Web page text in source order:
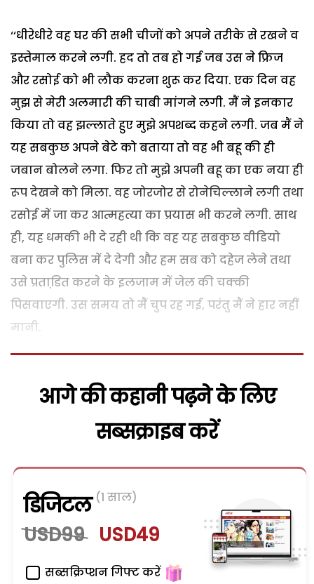
‘‘धीरेधीरे वह घर की सभी चीजों को अपने तरीके से रखने व
इस्तेमाल करने लगी. हद तो तब हो गई जब उस ने फ्रिज
और रसोई को भी लौक करना शुरू कर दिया. एक दिन वह
मुझ से मेरी अलमारी की चाबी मांगने लगी. मैं ने इनकार
किया तो वह झल्लाते हुए मुझे अपशब्द कहने लगी. जब मैं ने
यह सबकुछ अपने बेटे को बताया तो वह भी बहू की ही
जबान बोलने लगा. फिर तो मुझे अपनी बहू का एक नया ही
रूप देखने को मिला. वह जोरजोर से रोनेचिल्लाने लगी तथा
रसोई में जा कर आत्महत्या का प्रयास भी करने लगी. साथ
ही, यह धमकी भी दे रही थी कि वह यह सबकुछ वीडियो
बना कर पुलिस में दे देगी और हम सब को दहेज लेने तथा
उसे प्रताडि़त करने के इलजाम में जेल की चक्की
पिसवाएगी. उस समय तो मैं चुप रह गई, परंतु मैं ने हार नहीं
मानी.
आगे की कहानी पढ़ने के लिए
सब्सक्राइब करें
डिजिटल (1 साल)
USD99 USD49
सब्सक्रिप्शन गिफ्ट करें